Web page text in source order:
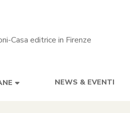
NEWS & EVENTI